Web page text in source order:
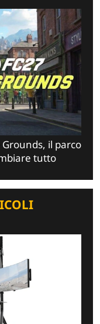
Grounds, il parco
tutto